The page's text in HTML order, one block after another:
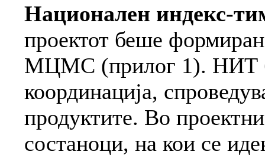
Национален индекс-
проектот беше
МЦМС (прилог 1). НИТ
координација,
продуктите. Во
состаноци, на кои се